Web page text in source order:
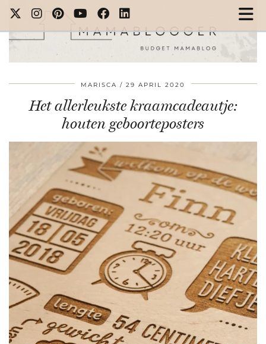
MARISCA 29 APRIL 2020
Het allerleukste kraamcadeautje:
houten geboorteposters